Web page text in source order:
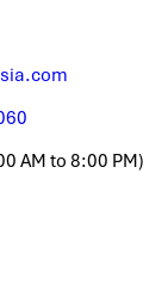
AM to 8:00 PM)